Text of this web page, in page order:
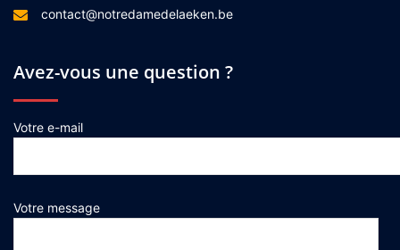
contact@notredamedelaeken.be
Avez-vous une question ?
Votre e-mail
Votre message